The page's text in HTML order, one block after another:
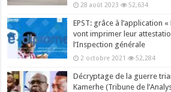
28 août 2023 52,634
EPST: grâce à l’application
vont imprimer leur
l’Inspection générale
2 octobre 2021 52,284
Décryptage de la guerre
Kamerhe (Tribune de